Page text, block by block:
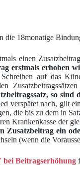
18monatige
einen Zusatzbeitrag
erstmals erhoben
auf das
so
verspätet nach, gilt
die bis zu dem in
Krankenkasse der
Zusatzbeitrag ein
(wenn die
Beitragserhöhung